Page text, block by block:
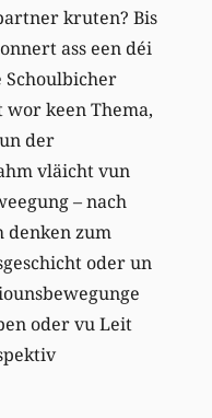
kruten? Bis
ass een déi
Schoulbicher
wor keen Thema,
der
vläicht vun
– nach
denken zum
oder un
oder vu Leit